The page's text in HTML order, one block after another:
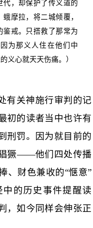
代，却保护了传义道的
摩拉，将二城倾覆，
鉴戒。只搭救了那常为
为那义人住在他们中
义心就天天伤痛。）
有关神施行审判的记
初的读者当中也许有
刑罚。因为就目前的
獗——他们四处传播
、财色兼收的“惬意”
的历史事件提醒读
，如今同样会伸张正